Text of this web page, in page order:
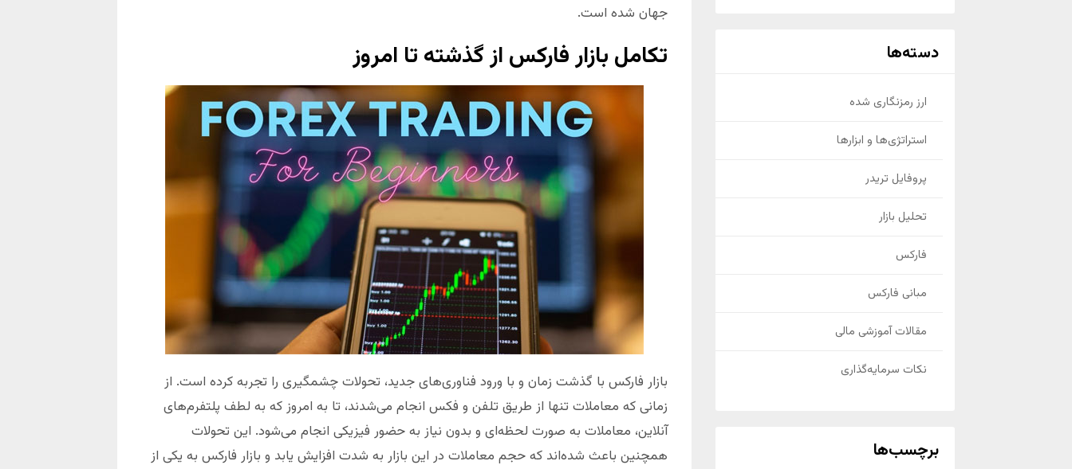
جهان شده است.
تکامل بازار فارکس از گذشته تا امروز
بازار فارکس با گذشت زمان و با ورود فناوری‌های جدید، تحولات چشمگیری را تجربه کرده است. از
زمانی که معاملات تنها از طریق تلفن و فکس انجام می‌شدند، تا به امروز که به لطف پلتفرم‌های
آنلاین، معاملات به صورت لحظه‌ای و بدون نیاز به حضور فیزیکی انجام می‌شود. این تحولات
همچنین باعث شده‌اند که حجم معاملات در این بازار به شدت افزایش یابد و بازار فارکس به یکی از
دسته‌ها
ارز رمزنگاری شده
استراتژی‌ها و ابزارها
پروفایل تریدر
تحلیل بازار
فارکس
مبانی فارکس
مقالات آموزشی مالی
نکات سرمایه‌گذاری
برچسب‌ها